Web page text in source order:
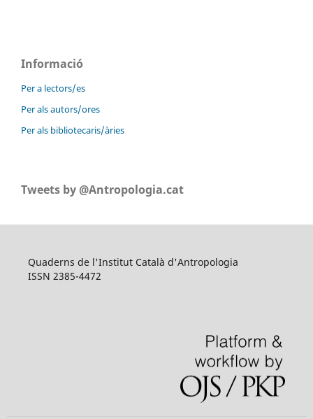
Informació
Per a lectors/es
Per als autors/ores
Per als bibliotecaris/àries
Tweets by @Antropologia.cat
Quaderns de l'Institut Català d'Antropologia
ISSN 2385-4472